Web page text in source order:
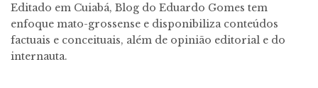
Editado em Cuiabá, Blog do Eduardo Gomes tem
enfoque mato-grossense e disponibiliza conteúdos
factuais e conceituais, além de opinião editorial e do
internauta.